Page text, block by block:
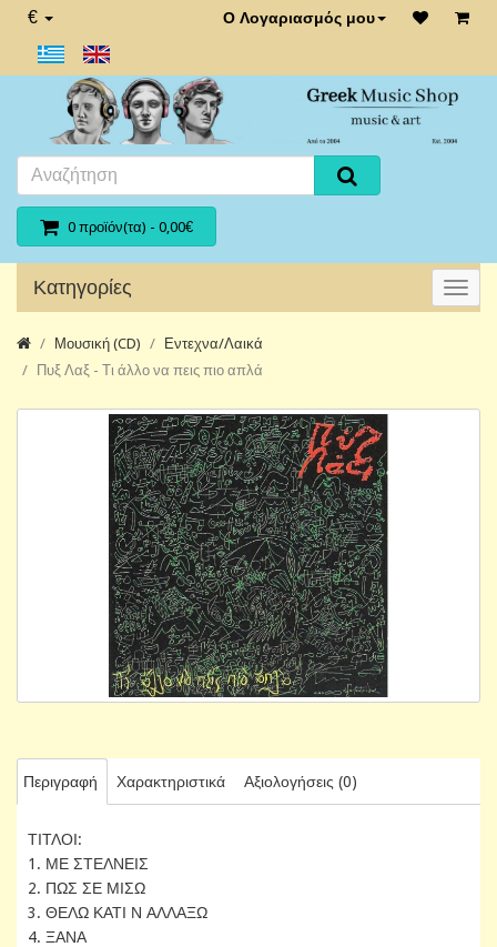
€ Ο Λογαριασμός μου
0 προϊόν(τα) - 0,00€
Κατηγορίες
Μουσική (CD)
Εντεχνα/Λαικά
Πυξ Λαξ - Τι άλλο να πεις πιο απλά
Περιγραφή Χαρακτηριστικά Αξιολογήσεις (0)
ΤΙΤΛΟΙ:
1. ΜΕ ΣΤΕΛΝΕΙΣ
2. ΠΩΣ ΣΕ ΜΙΣΩ
3. ΘΕΛΩ ΚΑΤΙ Ν ΑΛΛΑΞΩ
4. ΞΑΝΑ